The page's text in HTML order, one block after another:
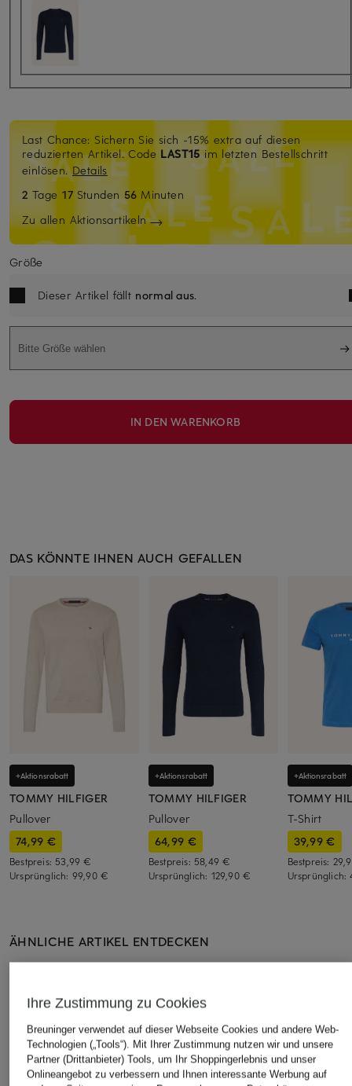
Last Chance: Sichern Sie sich -15% extra auf diesen
reduzierten Artikel. Code LAST15im letzten Bestellschritt
einlösen.Details
2 Tage17 Stunden 56 Minuten
Zu allen Aktionsartikeln
Größe
Dieser Artikel fällt normal aus.
Bitte Größe wählen
IN DEN WARENKORB
DAS KÖNNTE IHNEN AUCH GEFALLEN
+Aktionsrabatt
TOMMY HILFIGER
Pullover
74,99 €
Bestpreis: 53,99 €
Ursprünglich: 99,90 €
+Aktionsrabatt
TOMMY HILFIGER
Pullover
64,99 €
Bestpreis: 58,49 €
Ursprünglich: 129,90 €
+Aktionsrabatt
TOMMY
T-Shirt
39,99 €
Bestpreis:
Ursprünglich:
ÄHNLICHE ARTIKEL ENTDECKEN
Ihre Zustimmung zu Cookies
Breuninger verwendet auf dieser Webseite Cookies und andere Web-
Technologien („Tools“). Mit Ihrer Zustimmung nutzen wir und unsere
Partner (Drittanbieter) Tools, um Ihr Shoppingerlebnis und unser
Onlineangebot zu verbessern und Ihnen interessante Werbung auf